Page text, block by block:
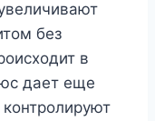
без
в
дает еще